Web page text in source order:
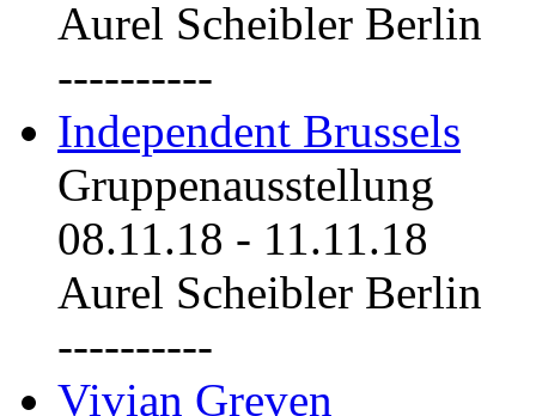
Aurel Scheibler Berlin
----------
Independent Brussels
Gruppenausstellung
08.11.18 - 11.11.18
Aurel Scheibler Berlin
----------
Vivian Greven